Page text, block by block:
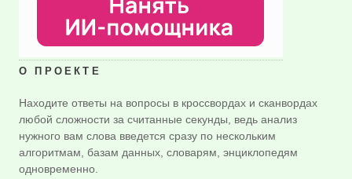
О ПРОЕКТЕ
Находите ответы на вопросы в кроссвордах и сканвордах
любой сложности за считанные секунды, ведь анализ
нужного вам слова введется сразу по нескольким
алгоритмам, базам данных, словарям, энциклопедям
одновременно.